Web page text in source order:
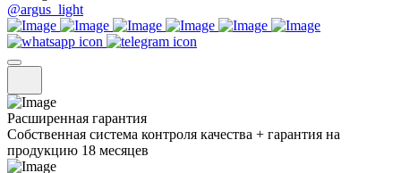
@argus_light
Расширенная гарантия
Собственная система контроля качества + гарантия на
продукцию 18 месяцев